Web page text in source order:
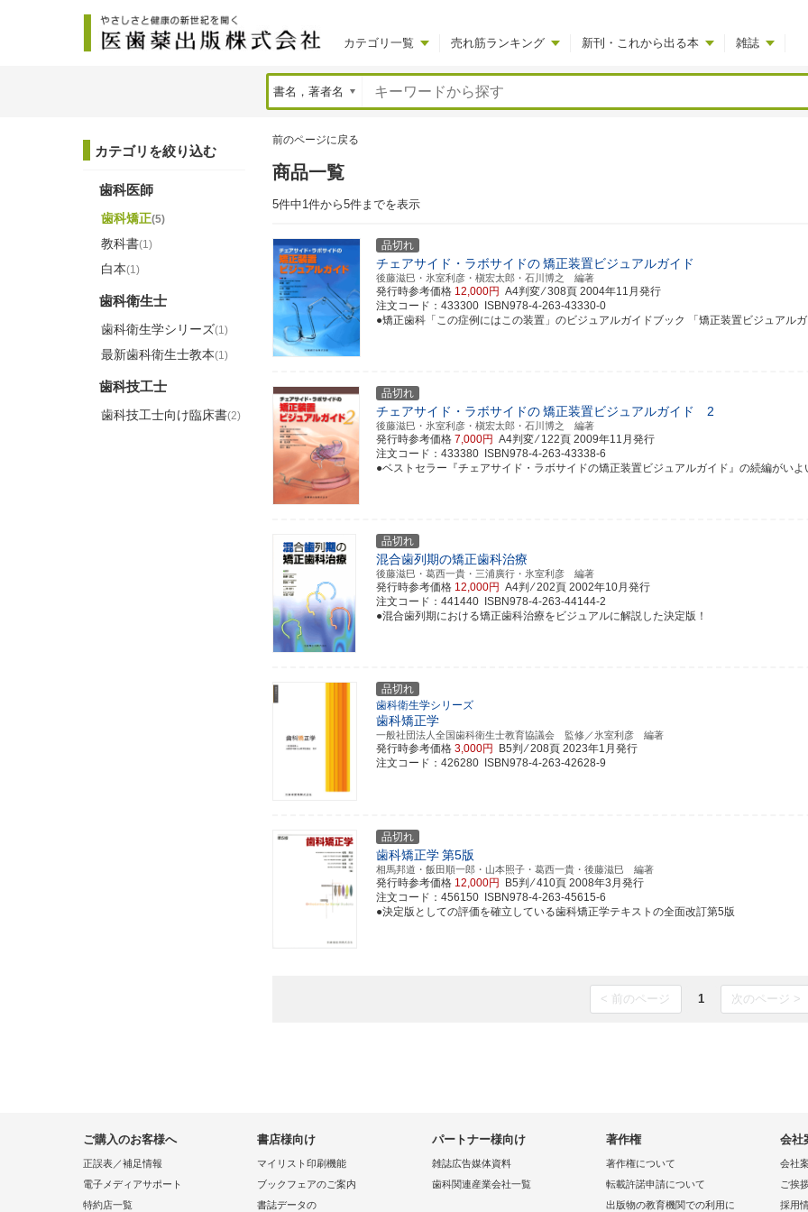
カテゴリ一覧 売れ筋ランキング 新刊・これから出る本 雑誌
前のページに戻る
商品一覧
5件中1件から5件までを表示
品切れ
チェアサイド・ラボサイドの矯正装置ビジュアルガイド
後藤滋巳・氷室利彦・槇宏太郎・石川博之 編著
発行時参考価格 12,000円 A4判変 ⁄ 308頁 2004年11月発行
注文コード：433300 ISBN978-4-263-43330-0
●矯正歯科「この症例にはこの装置」のビジュアルガイドブック 「矯正装置ビジュアル
品切れ
チェアサイド・ラボサイドの矯正装置ビジュアルガイド 2
後藤滋巳・氷室利彦・槇宏太郎・石川博之 編著
発行時参考価格 7,000円 A4判変 ⁄ 122頁 2009年11月発行
注文コード：433380 ISBN978-4-263-43338-6
●ベストセラー『チェアサイド・ラボサイドの矯正装置ビジュアルガイド』の続編がいよ
品切れ
混合歯列期の矯正歯科治療
後藤滋巳・葛西一貴・三浦廣行・氷室利彦 編著
発行時参考価格 12,000円 A4判 ⁄ 202頁 2002年10月発行
注文コード：441440 ISBN978-4-263-44144-2
●混合歯列期における矯正歯科治療をビジュアルに解説した決定版！
品切れ
歯科衛生学シリーズ
歯科矯正学
一般社団法人全国歯科衛生士教育協議会 監修／氷室利彦 編著
発行時参考価格 3,000円 B5判 ⁄ 208頁 2023年1月発行
注文コード：426280 ISBN978-4-263-42628-9
品切れ
歯科矯正学第5版
相馬邦道・飯田順一郎・山本照子・葛西一貴・後藤滋巳 編著
発行時参考価格 12,000円 B5判 ⁄ 410頁 2008年3月発行
注文コード：456150 ISBN978-4-263-45615-6
●決定版としての評価を確立している歯科矯正学テキストの全面改訂第5版
< 前のページ 1 次のページ >
カテゴリを絞り込む
歯科医師
歯科矯正(5)
教科書(1)
白本(1)
歯科衛生士
歯科衛生学シリーズ(1)
最新歯科衛生士教本(1)
歯科技工士
歯科技工士向け臨床書(2)
ご購入のお客様へ
正誤表／補足情報
電子メディアサポート
特約店一覧
書店様向け
マイリスト印刷機能
ブックフェアのご案内
書誌データの
パートナー様向け
雑誌広告媒体資料
歯科関連産業会社一覧
著作権
著作権について
転載許諾申請について
出版物の教育機関での利用に
会社
会社
ご挨
採用